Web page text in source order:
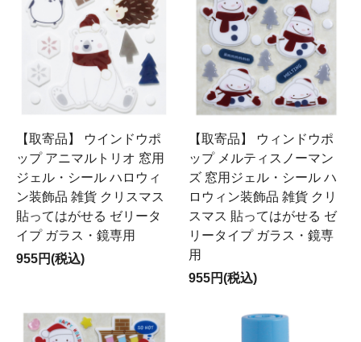
【取寄品】 ウインドウポ
ップ アニマルトリオ 窓用
ジェル・シール ハロウィ
ン装飾品 雑貨 クリスマス
貼ってはがせる ゼリータ
イプ ガラス・鏡専用
955円(税込)
【取寄品】 ウィンドウポ
ップ メルティスノーマン
ズ 窓用ジェル・シール ハ
ロウィン装飾品 雑貨 クリ
スマス 貼ってはがせる ゼ
リータイプ ガラス・鏡専
用
955円(税込)